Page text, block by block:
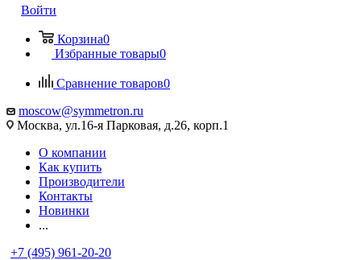
Войти
Корзина0
Избранные товары0
Сравнение товаров0
moscow@symmetron.ru
Москва, ул.16-я Парковая, д.26, корп.1
О компании
Как купить
Производители
Контакты
Новинки
...
+7 (495) 961-20-20